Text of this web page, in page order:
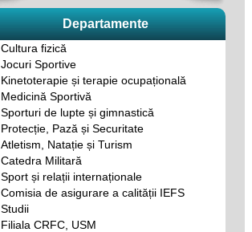
Departamente
Cultura fizică
Jocuri Sportive
Kinetoterapie și terapie ocupațională
Medicină Sportivă
Sporturi de lupte și gimnastică
Protecție, Pază și Securitate
Atletism, Natație și Turism
Catedra Militară
Sport și relații internaționale
Comisia de asigurare a calității IEFS
Studii
Filiala CRFC, USM